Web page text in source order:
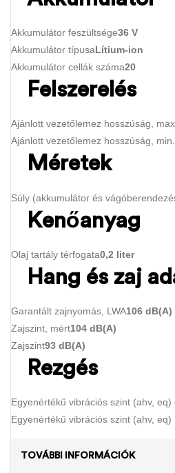
Akkumulátor feszültsége36 V
Akkumulátor típusaLítium-ion
Akkumulátor cellák száma20
Felszerelés
Ajánlott vezetőlemez hosszúság,
Ajánlott vezetőlemez hosszúság, min.
Méretek
Súly (akkumulátor és
Kenőanyag
Olaj tartály térfogata0,2 liter
Hang és zaj
Garantált zajnyomás, LWA106 dB(A)
Zajszint, mért104 dB(A)
Zajszint93 dB(A)
Rezgés
Egyenértékű vibrációs szint (ahv, eq)
Egyenértékű vibrációs szint (ahv, eq)
TOVÁBBI INFORMÁCIÓK